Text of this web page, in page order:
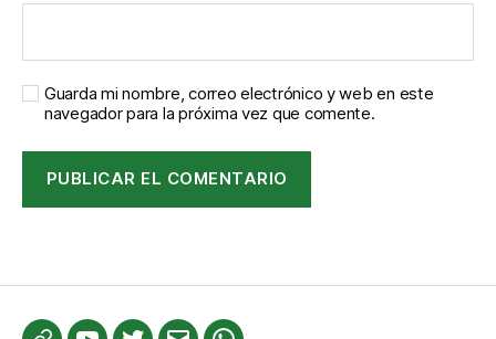
Guarda mi nombre, correo electrónico y web en este
navegador para la próxima vez que comente.